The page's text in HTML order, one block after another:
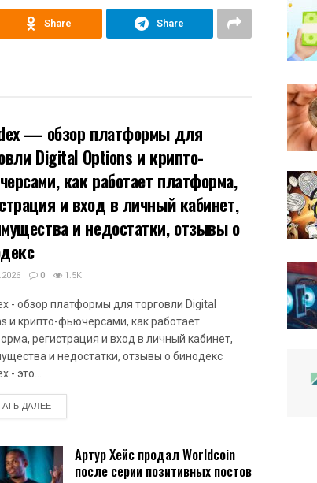
Share Share
— обзор платформы для
Digital Options и крипто-
как работает платформа,
и вход в личный кабинет,
и недостатки, отзывы о
0 1.5K
- обзор платформы для торговли Digital
и крипто-фьючерсами, как работает
регистрация и вход в личный кабинет,
и недостатки, отзывы о бинодекс
- это...
ДАЛЕЕDETAILS
Артур Хейс продал Worldcoin
после серии позитивных постов